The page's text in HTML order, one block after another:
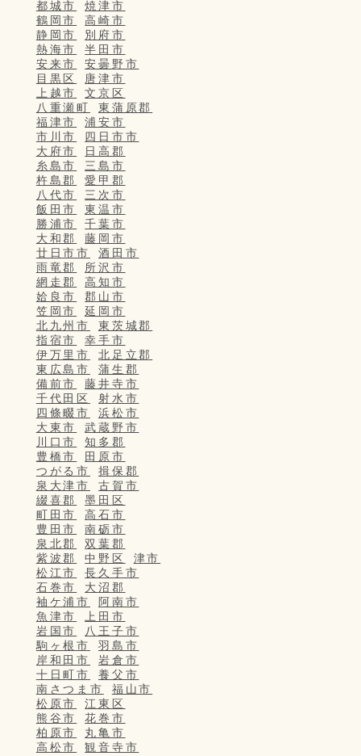
都城市
焼津市
鶴岡市
高崎市
静岡市
別府市
熱海市
半田市
安来市
安曇野市
目黒区
唐津市
上越市
文京区
八重瀬町
東蒲原郡
福津市
浦安市
市川市
四日市市
大府市
日高郡
糸島市
三島市
杵島郡
愛甲郡
八代市
三次市
飯田市
東温市
勝浦市
千葉市
大和郡
藤岡市
廿日市市
酒田市
雨竜郡
所沢市
網走郡
高知市
姶良市
郡山市
笠岡市
延岡市
北九州市
東茨城郡
指宿市
幸手市
伊万里市
北足立郡
東広島市
蒲生郡
備前市
藤井寺市
千代田区
射水市
四條畷市
浜松市
大東市
武蔵野市
川口市
知多郡
豊橋市
田原市
つがる市
揖保郡
泉大津市
古賀市
綴喜郡
墨田区
町田市
高石市
豊田市
南砺市
泉北郡
双葉郡
紫波郡
中野区
津市
松江市
長久手市
石巻市
大沼郡
袖ケ浦市
阿南市
魚津市
上田市
岩国市
八王子市
駒ヶ根市
羽島市
岸和田市
岩倉市
十日町市
養父市
南さつま市
福山市
松原市
江東区
熊谷市
花巻市
柏原市
丸亀市
高松市
観音寺市